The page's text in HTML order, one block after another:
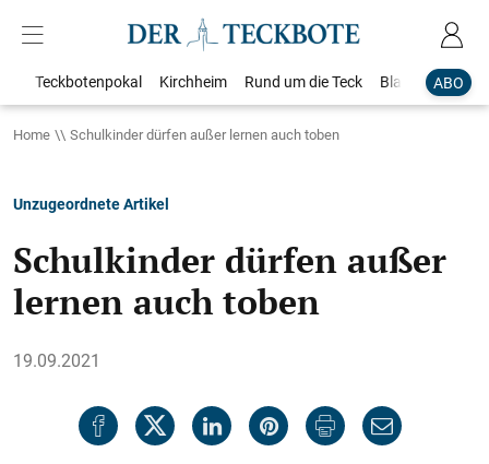
ABO
Teckbotenpokal Kirchheim Rund um die Teck Blaulicht
Home Schulkinder dürfen außer lernen auch toben
Unzugeordnete Artikel
Schulkinder dürfen außer
lernen auch toben
19.09.2021